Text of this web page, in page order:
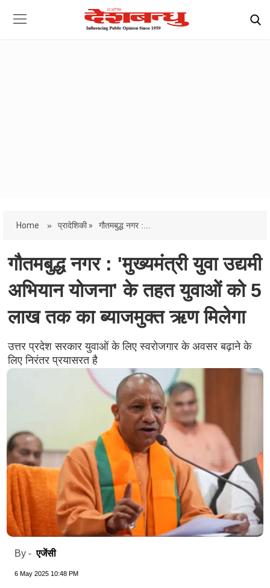
Home » प्रादेशिकी » गौतमबुद्ध नगर :...
गौतमबुद्ध नगर : 'मुख्यमंत्री युवा उद्यमी
अभियान योजना' के तहत युवाओं को 5
लाख तक का ब्याजमुक्त ऋण मिलेगा
उत्तर प्रदेश सरकार युवाओं के लिए स्वरोजगार के अवसर बढ़ाने के
लिए निरंतर प्रयासरत है
By -एजेंसी
6 May 2025 10:48 PM